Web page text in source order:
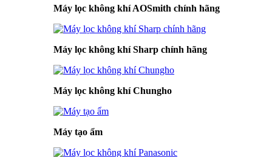
Máy lọc không khí AOSmith chính hãng
Máy lọc không khí Sharp chính hãng
Máy lọc không khí Chungho
Máy tạo ẩm